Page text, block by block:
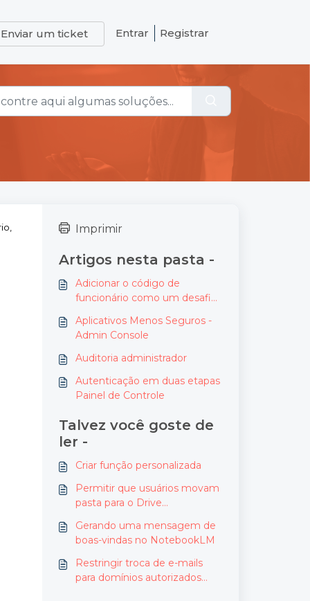
Enviar um ticket Entrar Registrar
Imprimir
Artigos nesta pasta -
Adicionar o código de
funcionário como um desafio
Aplicativos Menos Seguros -
Admin Console
Auditoria administrador
Autenticação em duas etapas
Painel de Controle
Talvez você goste de
ler -
Criar função personalizada
Permitir que usuários movam
pasta para o Drive
Gerando uma mensagem de
boas-vindas no NotebookLM
Restringir troca de e-mails
para domínios autorizados